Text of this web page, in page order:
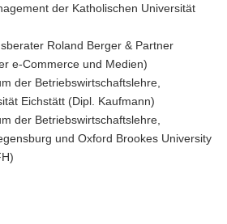
der Katholischen Universität
Roland Berger & Partner
e-Commerce und Medien)
der Betriebswirtschaftslehre,
Eichstätt (Dipl. Kaufmann)
der Betriebswirtschaftslehre,
und Oxford Brookes University